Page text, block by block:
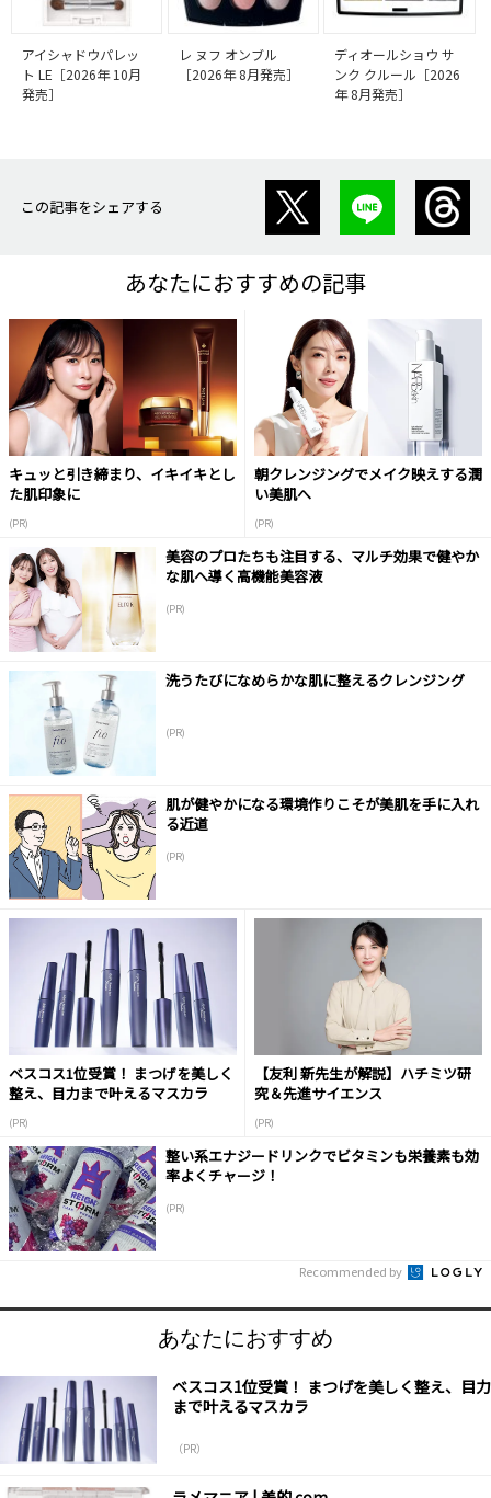
アイシャドウパレッ
ト LE［2026年 10月
発売］
レ ヌフ オンブル
［2026年 8月発売］
ディオールショウ サ
ンク クルール［2026
年 8月発売］
この記事をシェアする
あなたにおすすめの記事
キュッと引き締まり、イキイキとし
た肌印象に
(PR)
朝クレンジングでメイク映えする潤
い美肌へ
(PR)
美容のプロたちも注目する、マルチ効果で健やか
な肌へ導く高機能美容液
(PR)
洗うたびになめらかな肌に整えるクレンジング
(PR)
肌が健やかになる環境作りこそが美肌を手に入れ
る近道
(PR)
ベスコス1位受賞！ まつげを美しく
整え、目力まで叶えるマスカラ
(PR)
【友利 新先生が解説】ハチミツ研
究＆先進サイエンス
(PR)
整い系エナジードリンクでビタミンも栄養素も効
率よくチャージ！
(PR)
Recommended by
あなたにおすすめ
ベスコス1位受賞！ まつげを美しく整え、目力
まで叶えるマスカラ
（PR）